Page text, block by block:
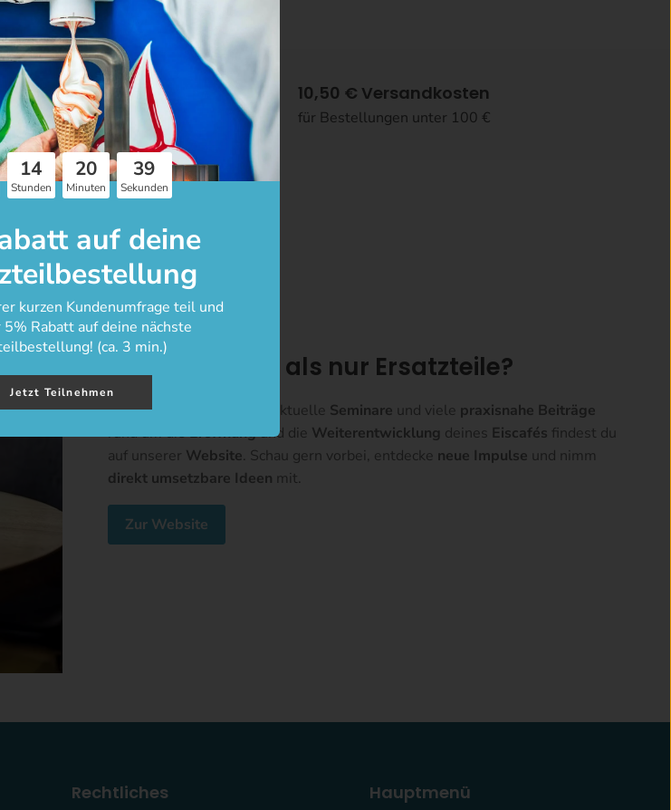
in Deutschland:
Versandkosten
über 100 €
10,50 € Versandkosten
für Bestellungen unter 100 €
Du willst mehr als nur Ersatzteile?
Umfangreiche , aktuelle Seminare und viele praxisnahe Beiträge
rund um dieEröffnungund die Weiterentwicklung deines Eiscafés findest du
auf unserer Website. Schau gern vorbei, entdecke neue Impulse und nimm
direkt umsetzbare Ideen mit.
Zur Website
Rechtliches Hauptmenü
14
Stunden
20
Minuten
39
Sekunden
auf deine
kurzen Kundenumfrage teil und
Rabatt auf deine nächste
(ca. 3 min.)
Jetzt Teilnehmen